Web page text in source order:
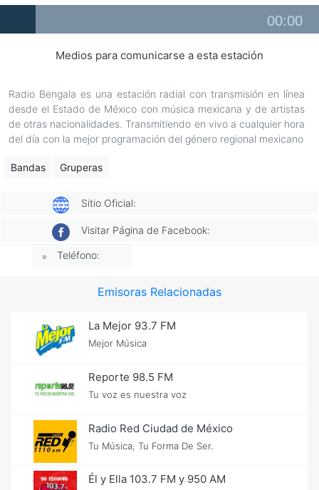
Player
00:00
Medios para comunicarse a esta estación
Radio Bengala es una estación radial con transmisión en línea
desde el Estado de México con música mexicana y de artistas
de otras nacionalidades. Transmitiendo en vivo a cualquier hora
del día con la mejor programación del género regional mexicano
Bandas Gruperas
Sitio Oficial:
Visitar Página de Facebook:
Teléfono:
Emisoras Relacionadas
La Mejor 93.7 FM
Mejor Música
Reporte 98.5 FM
Tu voz es nuestra voz
Radio Red Ciudad de México
Tu Música, Tu Forma De Ser.
Él y Ella 103.7 FM y 950 AM